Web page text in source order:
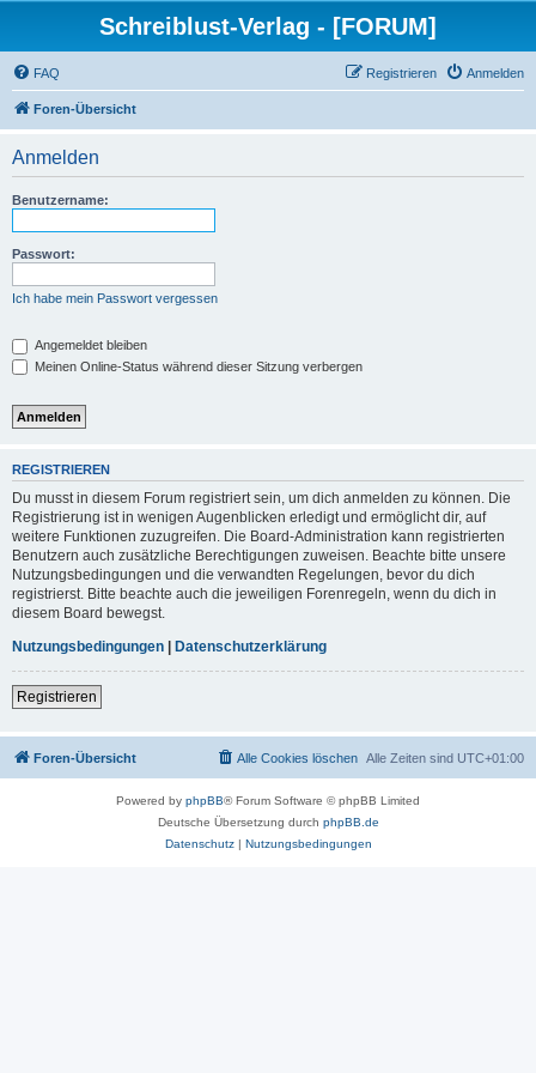
Schreiblust-Verlag - [FORUM]
FAQ Anmelden
Registrieren
Foren-Übersicht
Anmelden
Benutzername:
Passwort:
Ich habe mein Passwort vergessen
Angemeldet bleiben
Meinen Online-Status während dieser Sitzung verbergen
REGISTRIEREN
Du musst in diesem Forum registriert sein, um dich anmelden zu können. Die
Registrierung ist in wenigen Augenblicken erledigt und ermöglicht dir, auf
weitere Funktionen zuzugreifen. Die Board-Administration kann registrierten
Benutzern auch zusätzliche Berechtigungen zuweisen. Beachte bitte unsere
Nutzungsbedingungen und die verwandten Regelungen, bevor du dich
registrierst. Bitte beachte auch die jeweiligen Forenregeln, wenn du dich in
diesem Board bewegst.
Nutzungsbedingungen | Datenschutzerklärung
Registrieren
Foren-Übersicht Alle Zeiten sind UTC+01:00
Alle Cookies löschen
Powered by phpBB® Forum Software © phpBB Limited
Deutsche Übersetzung durch phpBB.de
Datenschutz| Nutzungsbedingungen